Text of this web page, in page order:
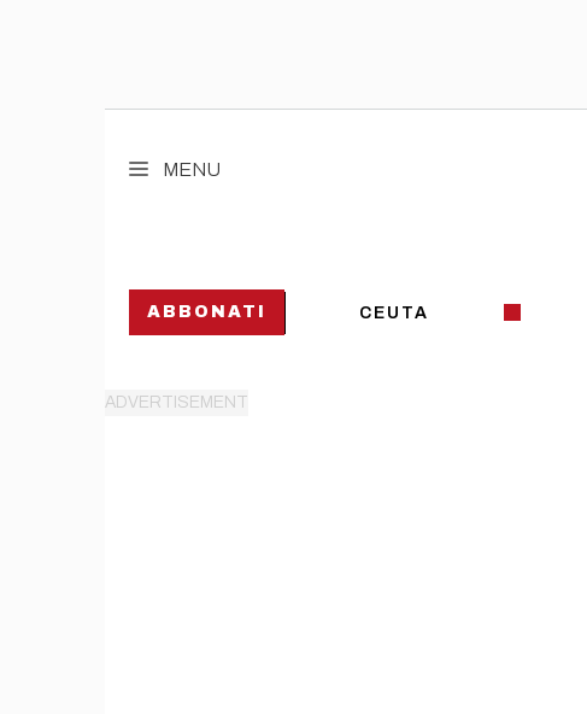
MENU
ABBONATI CEUTA